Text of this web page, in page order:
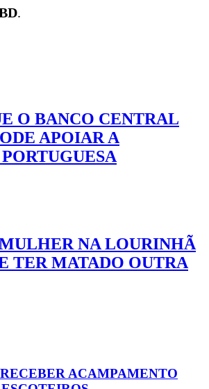
.
O BANCO CENTRAL
APOIAR A
NA LOURINHÃ
TER MATADO OUTRA
ACAMPAMENTO